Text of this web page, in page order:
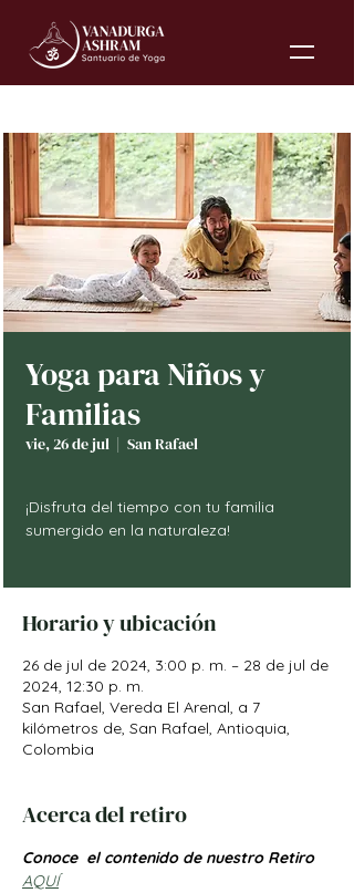
Yoga para Niños y
Familias
vie, 26 de jul
  |
San Rafael
¡Disfruta del tiempo con tu familia
sumergido en la naturaleza!
Horario y ubicación
26 de jul de 2024, 3:00 p. m. – 28 de jul de
2024, 12:30 p. m.
San Rafael, Vereda El Arenal, a 7
kilómetros de, San Rafael, Antioquia,
Colombia
Acerca del retiro
Conoce  el contenido de nuestro Retiro
AQUÍ